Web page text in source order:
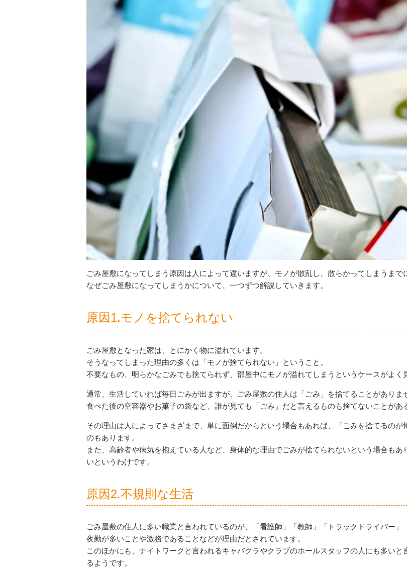
ごみ屋敷になってしまう原因は人によって違いますが、モノが散乱し、散らかってしまうまで
なぜごみ屋敷になってしまうかについて、一つずつ解説していきます。
原因1.モノを捨てられない
ごみ屋敷となった家は、とにかく物に溢れています。
そうなってしまった理由の多くは「モノが捨てられない」ということ。
不要なもの、明らかなごみでも捨てられず、部屋中にモノが溢れてしまうというケースがよく
通常、生活していれば毎日ごみが出ますが、ごみ屋敷の住人は「ごみ」を捨てることがありま
食べた後の空容器やお菓子の袋など、誰が見ても「ごみ」だと言えるものも捨てないことがあ
その理由は人によってさまざまで、単に面倒だからという場合もあれば、「ごみを捨てるの
のもあります。
また、高齢者や病気を抱えている人など、身体的な理由でごみが捨てられないという場合も
いというわけです。
原因2.不規則な生活
ごみ屋敷の住人に多い職業と言われているのが、「看護師」「教師」「トラックドライバー」
夜勤が多いことや激務であることなどが理由だとされています。
このほかにも、ナイトワークと言われるキャバクラやクラブのホールスタッフの人にも多い
るようです。